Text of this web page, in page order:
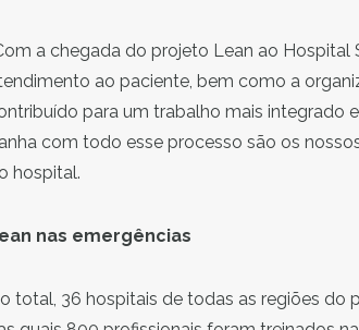
a chegada do projeto Lean ao
ao paciente, bem como a
para um trabalho mais integrado
com todo esse processo são os
hospital.
nas emergências
total, 36 hospitais de todas as regiões do